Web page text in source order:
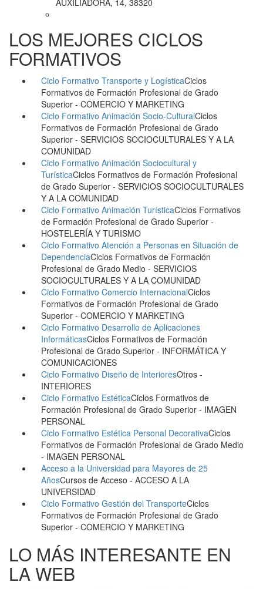
AUXILIADORA, 14, 38320
LOS MEJORES CICLOS
FORMATIVOS
Ciclo Formativo Transporte y LogísticaCiclos
Formativos de Formación Profesional de Grado
Superior - COMERCIO Y MARKETING
Ciclo Formativo Animación Socio-CulturalCiclos
Formativos de Formación Profesional de Grado
Superior - SERVICIOS SOCIOCULTURALES Y A LA
COMUNIDAD
Ciclo Formativo Animación Sociocultural y
TurísticaCiclos Formativos de Formación Profesional
de Grado Superior - SERVICIOS SOCIOCULTURALES
Y A LA COMUNIDAD
Ciclo Formativo Animación TurísticaCiclos Formativos
de Formación Profesional de Grado Superior -
HOSTELERÍA Y TURISMO
Ciclo Formativo Atención a Personas en Situación de
DependenciaCiclos Formativos de Formación
Profesional de Grado Medio - SERVICIOS
SOCIOCULTURALES Y A LA COMUNIDAD
Ciclo Formativo Comercio InternacionalCiclos
Formativos de Formación Profesional de Grado
Superior - COMERCIO Y MARKETING
Ciclo Formativo Desarrollo de Aplicaciones
InformáticasCiclos Formativos de Formación
Profesional de Grado Superior - INFORMÁTICA Y
COMUNICACIONES
Ciclo Formativo Diseño de InterioresOtros -
INTERIORES
Ciclo Formativo EstéticaCiclos Formativos de
Formación Profesional de Grado Superior - IMAGEN
PERSONAL
Ciclo Formativo Estética Personal DecorativaCiclos
Formativos de Formación Profesional de Grado Medio
- IMAGEN PERSONAL
Acceso a la Universidad para Mayores de 25
AñosCursos de Acceso - ACCESO A LA
UNIVERSIDAD
Ciclo Formativo Gestión del TransporteCiclos
Formativos de Formación Profesional de Grado
Superior - COMERCIO Y MARKETING
LO MÁS INTERESANTE EN
LA WEB